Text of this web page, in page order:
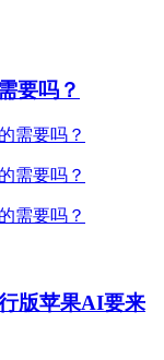
要吗？
版苹果AI要来